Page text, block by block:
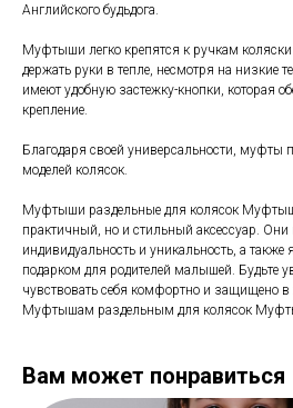
Английского будьдога.
Муфтыши легко крепятся к ручкам
держать руки в тепле, несмотря на низкие
имеют удобную застежку-кнопки, которая
крепление.
Благодаря своей универсальности, муфты
моделей колясок.
Муфтыши раздельные для колясок
практичный, но и стильный аксессуар. Они
индивидуальность и уникальность, а
подарком для родителей малышей. Будьте
чувствовать себя комфортно и защищено в
Муфтышам раздельным для колясок
Вам может понравиться